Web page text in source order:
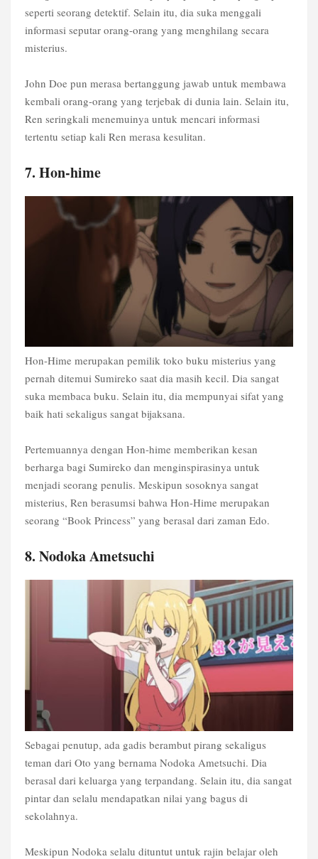
seperti seorang detektif. Selain itu, dia suka menggali
informasi seputar orang-orang yang menghilang secara
misterius.
John Doe pun merasa bertanggung jawab untuk membawa
kembali orang-orang yang terjebak di dunia lain. Selain itu,
Ren seringkali menemuinya untuk mencari informasi
tertentu setiap kali Ren merasa kesulitan.
7. Hon-hime
Hon-Hime merupakan pemilik toko buku misterius yang
pernah ditemui Sumireko saat dia masih kecil. Dia sangat
suka membaca buku. Selain itu, dia mempunyai sifat yang
baik hati sekaligus sangat bijaksana.
Pertemuannya dengan Hon-hime memberikan kesan
berharga bagi Sumireko dan menginspirasinya untuk
menjadi seorang penulis. Meskipun sosoknya sangat
misterius, Ren berasumsi bahwa Hon-Hime merupakan
seorang “Book Princess” yang berasal dari zaman Edo.
8. Nodoka Ametsuchi
Sebagai penutup, ada gadis berambut pirang sekaligus
teman dari Oto yang bernama Nodoka Ametsuchi. Dia
berasal dari keluarga yang terpandang. Selain itu, dia sangat
pintar dan selalu mendapatkan nilai yang bagus di
sekolahnya.
Meskipun Nodoka selalu dituntut untuk rajin belajar oleh